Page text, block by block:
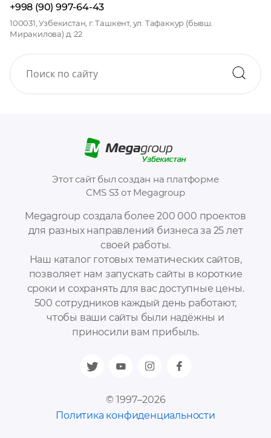
Megagroup создала более 200 000 проектов
для разных направлений бизнеса за 25 лет
своей работы.
Наш каталог готовых тематических сайтов,
позволяет нам запускать сайты в короткие
сроки и сохранять для вас доступные цены.
500 сотрудников каждый день работают,
чтобы ваши сайты были надёжны и
приносили вам прибыль.
© 1997–2026
Политика конфиденциальности
Этот сайт был создан на платформе
CMS S3 от Megagroup
+998 (90) 997-64-43
100031, Узбекистан, г. Ташкент, ул. Тафаккур (бывш.
Миракилова) д. 22